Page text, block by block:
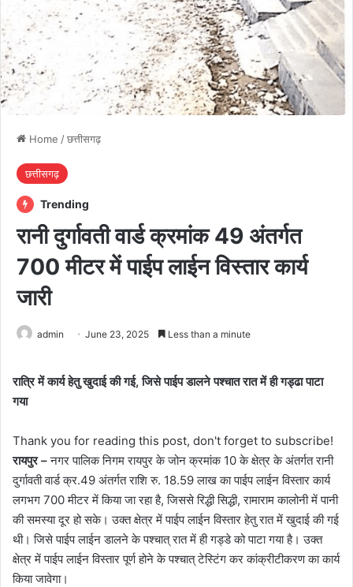
Home /छत्तीसगढ़
छत्तीसगढ़
Trending
रानी दुर्गावती वार्ड क्रमांक 49 अंतर्गत
700 मीटर में पाईप लाईन विस्तार कार्य
जारी
admin June 23, 2025 Less than a minute
रात्रि में कार्य हेतु खुदाई की गई, जिसे पाईप डालने पश्चात रात में ही गड्ढा पाटा
गया
Thank you for reading this post, don't forget to subscribe!
रायपुर –नगर पालिक निगम रायपुर के जोन क्रमांक 10 के क्षेत्र के अंतर्गत रानी
दुर्गावती वार्ड क्र.49 अंतर्गत राशि रु. 18.59 लाख का पाईप लाईन विस्तार कार्य
लगभग 700 मीटर में किया जा रहा है, जिससे रिद्धी सिद्धी, रामाराम कालोनी में पानी
की समस्या दूर हो सके। उक्त क्षेत्र में पाईप लाईन विस्तार हेतु रात में खुदाई की गई
थी। जिसे पाईप लाईन डालने के पश्चात् रात में ही गड्डे को पाटा गया है। उक्त
क्षेत्र में पाईप लाईन विस्तार पूर्ण होने के पश्चात् टेस्टिंग कर कांक्रीटीकरण का कार्य
किया जावेगा।